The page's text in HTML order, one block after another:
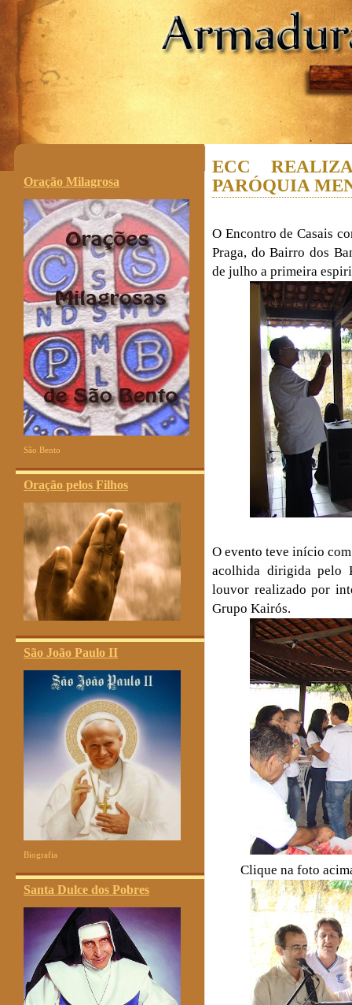
.
Oração Milagrosa
São Bento
Oração pelos Filhos
São João Paulo II
Biografia
Santa Dulce dos Pobres
ECC
PARÓQUIA
O Encontro de Casais
Praga, do Bairro dos
de julho a primeira
O evento teve início
acolhida dirigida pelo
louvor realizado por
Grupo Kairós.
Clique na foto